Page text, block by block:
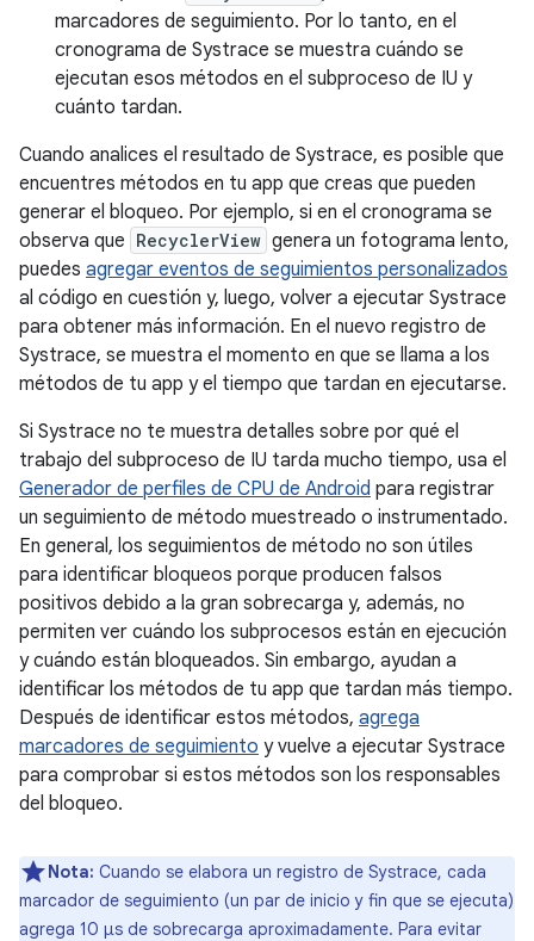
marcadores de seguimiento. Por lo tanto, en el
cronograma de Systrace se muestra cuándo se
ejecutan esos métodos en el subproceso de IU y
cuánto tardan.
Cuando analices el resultado de Systrace, es posible que
encuentres métodos en tu app que creas que pueden
generar el bloqueo. Por ejemplo, si en el cronograma se
observa que RecyclerView genera un fotograma lento,
puedes agregar eventos de seguimientos personalizados
al código en cuestión y, luego, volver a ejecutar Systrace
para obtener más información. En el nuevo registro de
Systrace, se muestra el momento en que se llama a los
métodos de tu app y el tiempo que tardan en ejecutarse.
Si Systrace no te muestra detalles sobre por qué el
trabajo del subproceso de IU tarda mucho tiempo, usa el
Generador de perfiles de CPU de Android para registrar
un seguimiento de método muestreado o instrumentado.
En general, los seguimientos de método no son útiles
para identificar bloqueos porque producen falsos
positivos debido a la gran sobrecarga y, además, no
permiten ver cuándo los subprocesos están en ejecución
y cuándo están bloqueados. Sin embargo, ayudan a
identificar los métodos de tu app que tardan más tiempo.
Después de identificar estos métodos, agrega
marcadores de seguimiento y vuelve a ejecutar Systrace
para comprobar si estos métodos son los responsables
del bloqueo.
Nota: Cuando se elabora un registro de Systrace, cada
marcador de seguimiento (un par de inicio y fin que se ejecuta)
agrega 10 µs de sobrecarga aproximadamente. Para evitar